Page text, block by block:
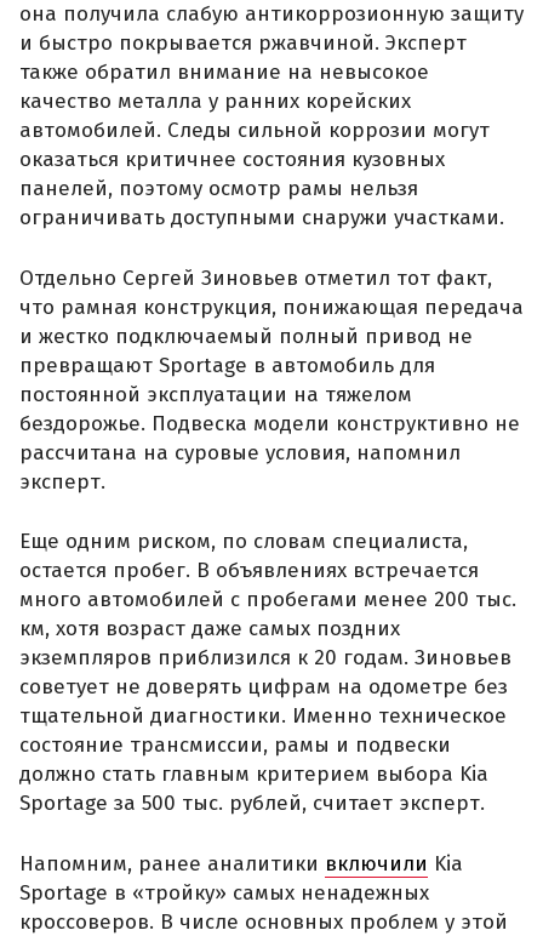
она получила слабую антикоррозионную защиту
и быстро покрывается ржавчиной. Эксперт
также обратил внимание на невысокое
качество металла у ранних корейских
автомобилей. Следы сильной коррозии могут
оказаться критичнее состояния кузовных
панелей, поэтому осмотр рамы нельзя
ограничивать доступными снаружи участками.
Отдельно Сергей Зиновьев отметил тот факт,
что рамная конструкция, понижающая передача
и жестко подключаемый полный привод не
превращают Sportage в автомобиль для
постоянной эксплуатации на тяжелом
бездорожье. Подвеска модели конструктивно не
рассчитана на суровые условия, напомнил
эксперт.
Еще одним риском, по словам специалиста,
остается пробег. В объявлениях встречается
много автомобилей с пробегами менее 200 тыс.
км, хотя возраст даже самых поздних
экземпляров приблизился к 20 годам. Зиновьев
советует не доверять цифрам на одометре без
тщательной диагностики. Именно техническое
состояние трансмиссии, рамы и подвески
должно стать главным критерием выбора Kia
Sportage за 500 тыс. рублей, считает эксперт.
Напомним, ранее аналитики включили Kia
Sportage в «тройку» самых ненадежных
кроссоверов. В числе основных проблем у этой